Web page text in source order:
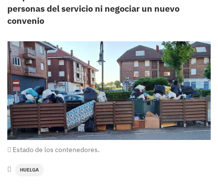
personas del servicio ni negociar un nuevo
convenio
Estado de los contenedores.
HUELGA